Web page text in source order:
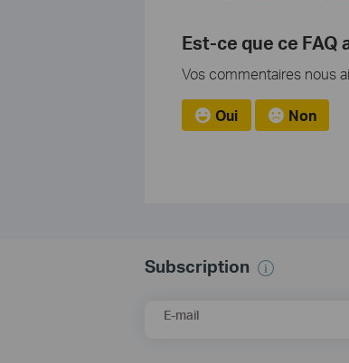
Est-ce que ce FAQ
Vos commentaires nous
Oui Non
Subscription
E-mail